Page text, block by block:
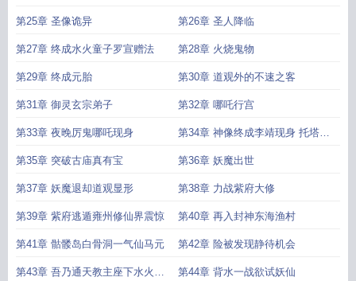
第25章 圣像诡异 第26章 圣人降临
第27章 终成水火童子罗宣赠法 第28章 火烧鬼物
第29章 终成元胎 第30章 道观外的不速之客
第31章 御灵玄宗弟子 第32章 哪吒行宫
第33章 夜晚厉鬼哪吒现身 第34章 神像终成李靖现身 托塔李
天王塔在爹在
第35章 突破古庙真有宝 第36章 妖魔出世
第37章 妖魔退却道观显形 第38章 力战紫府大修
第39章 紫府逃遁雍州修仙界震惊 第40章 再入封神东海渔村
第41章 骷髅岛白骨洞一气仙马元 第42章 险被发现静待机会
第43章 吾乃通天教主座下水火童 第44章 背水一战欲试妖仙